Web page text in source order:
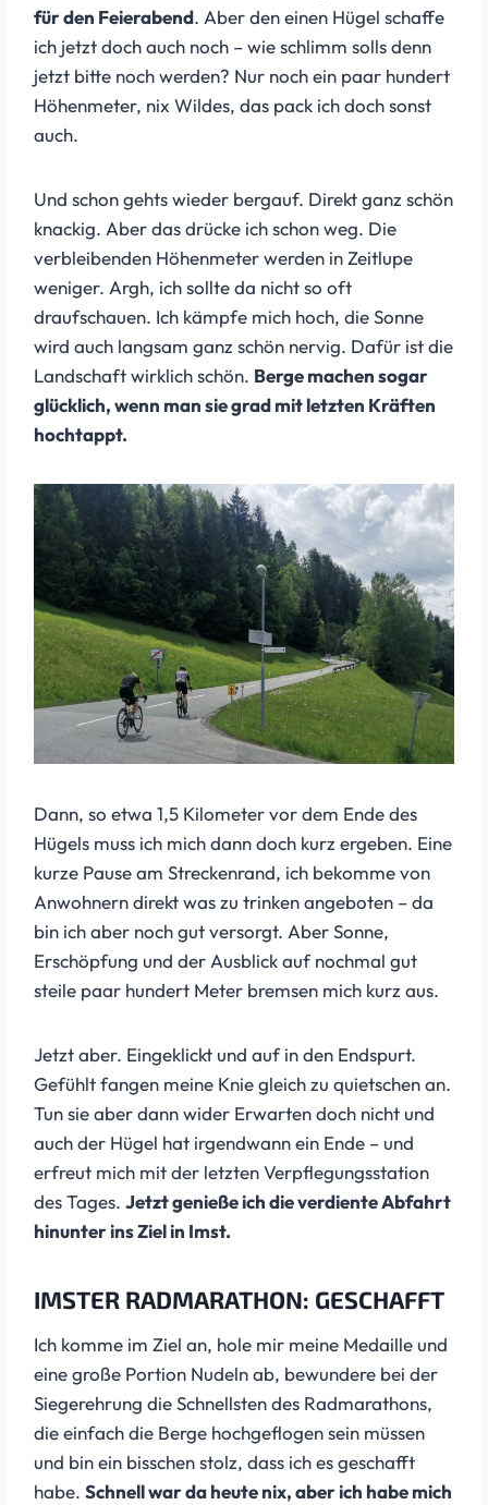
für den Feierabend. Aber den einen Hügel schaffe
ich jetzt doch auch noch – wie schlimm solls denn
jetzt bitte noch werden? Nur noch ein paar hundert
Höhenmeter, nix Wildes, das pack ich doch sonst
auch.
Und schon gehts wieder bergauf. Direkt ganz schön
knackig. Aber das drücke ich schon weg. Die
verbleibenden Höhenmeter werden in Zeitlupe
weniger. Argh, ich sollte da nicht so oft
draufschauen. Ich kämpfe mich hoch, die Sonne
wird auch langsam ganz schön nervig. Dafür ist die
Landschaft wirklich schön. Berge machen sogar
glücklich, wenn man sie grad mit letzten Kräften
hochtappt.
Dann, so etwa 1,5 Kilometer vor dem Ende des
Hügels muss ich mich dann doch kurz ergeben. Eine
kurze Pause am Streckenrand, ich bekomme von
Anwohnern direkt was zu trinken angeboten – da
bin ich aber noch gut versorgt. Aber Sonne,
Erschöpfung und der Ausblick auf nochmal gut
steile paar hundert Meter bremsen mich kurz aus.
Jetzt aber. Eingeklickt und auf in den Endspurt.
Gefühlt fangen meine Knie gleich zu quietschen an.
Tun sie aber dann wider Erwarten doch nicht und
auch der Hügel hat irgendwann ein Ende – und
erfreut mich mit der letzten Verpflegungsstation
des Tages. Jetzt genieße ich die verdiente Abfahrt
hinunter ins Ziel in Imst.
IMSTER RADMARATHON: GESCHAFFT
Ich komme im Ziel an, hole mir meine Medaille und
eine große Portion Nudeln ab, bewundere bei der
Siegerehrung die Schnellsten des Radmarathons,
die einfach die Berge hochgeflogen sein müssen
und bin ein bisschen stolz, dass ich es geschafft
habe. Schnell war da heute nix, aber ich habe mich